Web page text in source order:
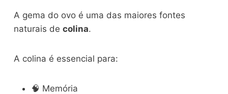
A gema do ovo é uma das maiores fontes
naturais decolina.
A colina é essencial para:
🧠 Memória